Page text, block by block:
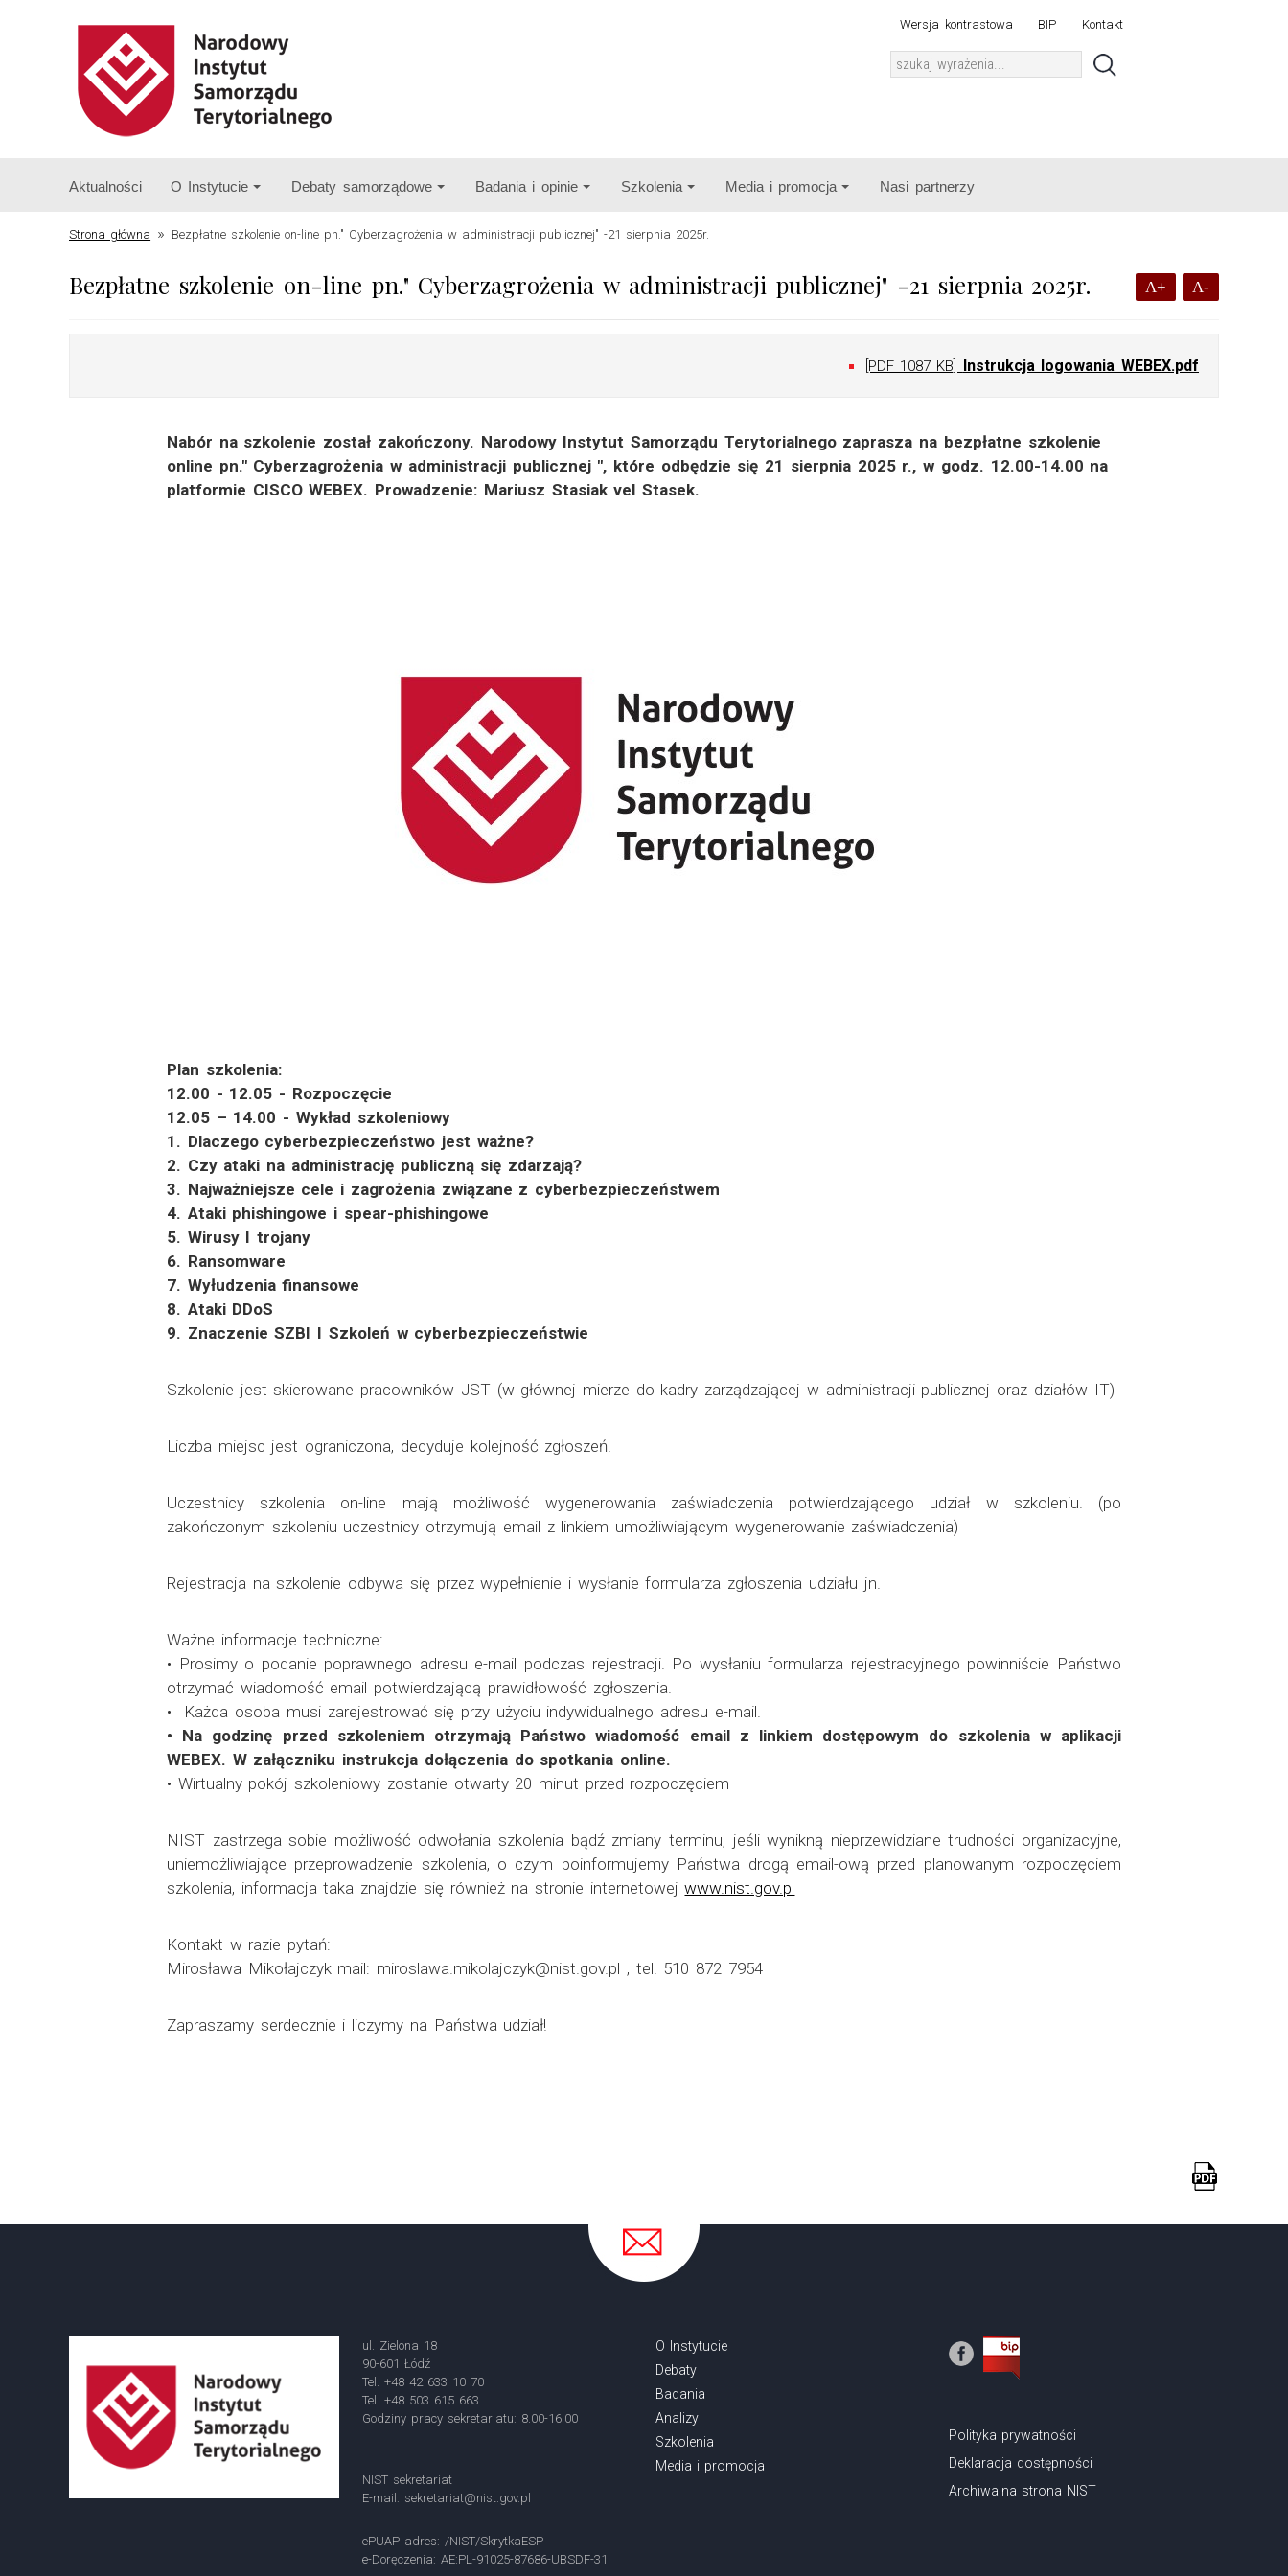
Wersja kontrastowa BIP Kontakt
Aktualności O Instytucie Debaty samorządowe Badania i opinie Szkolenia Media i promocja Nasi partnerzy
Strona główna » Bezpłatne szkolenie on-line pn." Cyberzagrożenia w administracji publicznej" -21 sierpnia 2025r.
Bezpłatne szkolenie on-line pn." Cyberzagrożenia w administracji publicznej" -21 sierpnia 2025r. A+ A-
[PDF 1087 KB] Instrukcja logowania WEBEX.pdf
Nabór na szkolenie został zakończony. Narodowy Instytut Samorządu Terytorialnego zaprasza na bezpłatne szkolenie
online pn." Cyberzagrożenia w administracji publicznej ", które odbędzie się 21 sierpnia 2025 r., w godz. 12.00-14.00 na
platformie CISCO WEBEX. Prowadzenie: Mariusz Stasiak vel Stasek.
Plan szkolenia:
12.00 - 12.05 - Rozpoczęcie
12.05 – 14.00 - Wykład szkoleniowy
1. Dlaczego cyberbezpieczeństwo jest ważne?
2. Czy ataki na administrację publiczną się zdarzają?
3. Najważniejsze cele i zagrożenia związane z cyberbezpieczeństwem
4. Ataki phishingowe i spear-phishingowe
5. Wirusy I trojany
6. Ransomware
7. Wyłudzenia finansowe
8. Ataki DDoS
9. Znaczenie SZBI I Szkoleń w cyberbezpieczeństwie
Szkolenie jest skierowane pracowników JST (w głównej mierze do kadry zarządzającej w administracji publicznej oraz działów IT)
Liczba miejsc jest ograniczona, decyduje kolejność zgłoszeń.
Uczestnicy szkolenia on-line mają możliwość wygenerowania zaświadczenia potwierdzającego udział w szkoleniu. (po
zakończonym szkoleniu uczestnicy otrzymują email z linkiem umożliwiającym wygenerowanie zaświadczenia)
Rejestracja na szkolenie odbywa się przez wypełnienie i wysłanie formularza zgłoszenia udziału jn.
Ważne informacje techniczne:
• Prosimy o podanie poprawnego adresu e-mail podczas rejestracji. Po wysłaniu formularza rejestracyjnego powinniście Państwo
otrzymać wiadomość email potwierdzającą prawidłowość zgłoszenia.
• Każda osoba musi zarejestrować się przy użyciu indywidualnego adresu e-mail.
• Na godzinę przed szkoleniem otrzymają Państwo wiadomość email z linkiem dostępowym do szkolenia w aplikacji
WEBEX. W załączniku instrukcja dołączenia do spotkania online.
• Wirtualny pokój szkoleniowy zostanie otwarty 20 minut przed rozpoczęciem
NIST zastrzega sobie możliwość odwołania szkolenia bądź zmiany terminu, jeśli wynikną nieprzewidziane trudności organizacyjne,
uniemożliwiające przeprowadzenie szkolenia, o czym poinformujemy Państwa drogą email-ową przed planowanym rozpoczęciem
szkolenia, informacja taka znajdzie się również na stronie internetowejwww.nist.gov.pl
Kontakt w razie pytań:
Mirosława Mikołajczyk mail: miroslawa.mikolajczyk@nist.gov.pl , tel. 510 872 7954
Zapraszamy serdecznie i liczymy na Państwa udział!
ul. Zielona 18
90-601 Łódź
Tel. +48 42 633 10 70
Tel. +48 503 615 663
Godziny pracy sekretariatu: 8.00-16.00
NIST sekretariat
E-mail: sekretariat@nist.gov.pl
ePUAP adres: /NIST/SkrytkaESP
e-Doręczenia: AE:PL-91025-87686-UBSDF-31
O Instytucie
Debaty
Badania
Analizy
Szkolenia
Media i promocja
Polityka prywatności
Deklaracja dostępności
Archiwalna strona NIST